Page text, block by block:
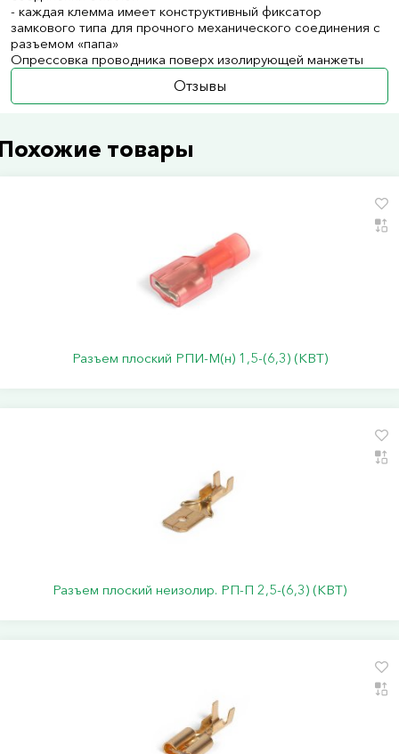
- каждая клемма имеет конструктивный фиксатор
замкового типа для прочного механического соединения с
разъемом «папа»
Опрессовка проводника поверх изолирующей манжеты
Отзывы
товары
Разъем плоский РПИ-М(н) 1,5-(6,3) (КВТ)
Разъем плоский неизолир. РП-П 2,5-(6,3) (КВТ)